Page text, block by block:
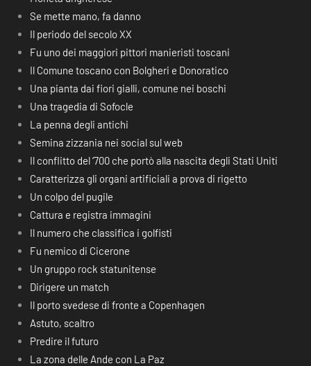
Se mette mano, fa danno
Il periodo del secolo XX
Fu uno dei maggiori pittori manieristi toscani
Il Comune toscano con Bolgheri e Donoratico
Una pianta dai fiori gialli, comune nei boschi
Una tragedia di Sofocle
La penna degli antichi
Semina zizzania nei social sul web
Il conflitto del ‘700 che portò alla nascita degli Stati Uniti
Caratterizza gli organi artificiali a prova di rigetto
Un colpo del pugile
Cattura e registra immagini
Il numero che classifica i golfisti
Fu nemico di Cicerone
Un gruppo rock statunitense
Dirigere un match
Il porto svedese di fronte a Copenhagen
Astuto, scaltro
Predire il futuro
La zona delle Ande con La Paz